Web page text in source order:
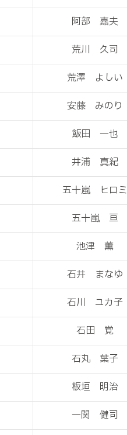
阿部 嘉夫
荒川 久司
荒澤 よしい
安藤 みのり
飯田 一也
井浦 真紀
五十嵐 ヒロミ
五十嵐 亘
池津 薫
石井 まなゆ
石川 ユカ子
石田 覚
石丸 葉子
板垣 明治
一関 健司